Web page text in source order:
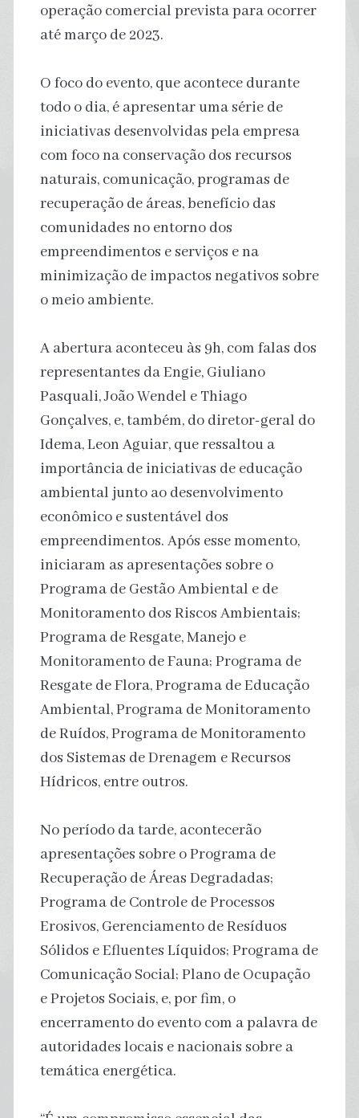
operação comercial prevista para ocorrer
até março de 2023.
O foco do evento, que acontece durante
todo o dia, é apresentar uma série de
iniciativas desenvolvidas pela empresa
com foco na conservação dos recursos
naturais, comunicação, programas de
recuperação de áreas, benefício das
comunidades no entorno dos
empreendimentos e serviços e na
minimização de impactos negativos sobre
o meio ambiente.
A abertura aconteceu às 9h, com falas dos
representantes da Engie, Giuliano
Pasquali, João Wendel e Thiago
Gonçalves, e, também, do diretor-geral do
Idema, Leon Aguiar, que ressaltou a
importância de iniciativas de educação
ambiental junto ao desenvolvimento
econômico e sustentável dos
empreendimentos. Após esse momento,
iniciaram as apresentações sobre o
Programa de Gestão Ambiental e de
Monitoramento dos Riscos Ambientais;
Programa de Resgate, Manejo e
Monitoramento de Fauna; Programa de
Resgate de Flora, Programa de Educação
Ambiental, Programa de Monitoramento
de Ruídos, Programa de Monitoramento
dos Sistemas de Drenagem e Recursos
Hídricos, entre outros.
No período da tarde, acontecerão
apresentações sobre o Programa de
Recuperação de Áreas Degradadas;
Programa de Controle de Processos
Erosivos, Gerenciamento de Resíduos
Sólidos e Efluentes Líquidos; Programa de
Comunicação Social; Plano de Ocupação
e Projetos Sociais, e, por fim, o
encerramento do evento com a palavra de
autoridades locais e nacionais sobre a
temática energética.